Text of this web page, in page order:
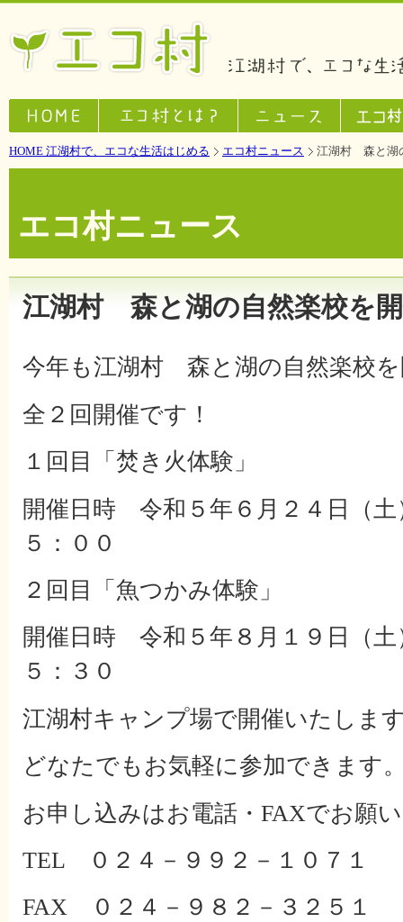
HOME 江湖村で、エコな生活はじめる エコ村ニュース 江湖村 森と湖
エコ村ニュース
江湖村 森と湖の自然楽校を
今年も江湖村 森と湖の自然楽校
全２回開催です！
１回目「焚き火体験」
開催日時 令和５年６月２４日（
５：００
２回目「魚つかみ体験」
開催日時 令和５年８月１９日（
５：３０
江湖村キャンプ場で開催いたしま
どなたでもお気軽に参加できます
お申し込みはお電話・FAXでお願
TEL ０２４－９９２－１０７１
FAX ０２４－９８２－３２５１